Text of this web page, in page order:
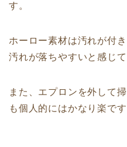
す。
ホーロー素材は汚れが付
汚れが落ちやすいと感じて
また、エプロンを外して
も個人的にはかなり楽です